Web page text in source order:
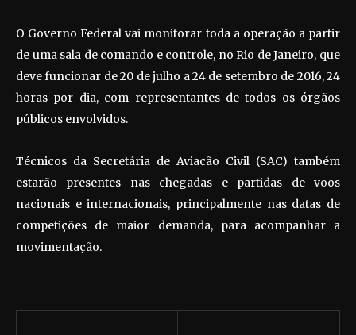
O Governo Federal vai monitorar toda a operação a partir
de uma sala de comando e controle, no Rio de Janeiro, que
deve funcionar de 20 de julho a 24 de setembro de 2016, 24
horas por dia, com representantes de todos os órgãos
públicos envolvidos.
Técnicos da Secretária de Aviação Civil (SAC) também
estarão presentes nas chegadas e partidas de voos
nacionais e internacionais, principalmente nas datas de
competições de maior demanda, para acompanhar a
movimentação.